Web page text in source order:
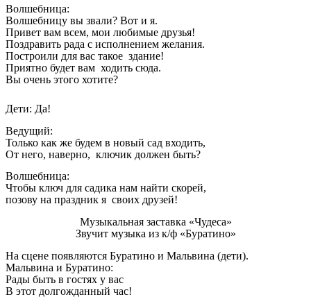
Волшебница:
Волшебницу вы звали? Вот и я.
Привет вам всем, мои любимые друзья!
Поздравить рада с исполнением желания.
Построили для вас такое здание!
Приятно будет вам ходить сюда.
Вы очень этого хотите?
Дети: Да!
Ведущий:
Только как же будем в новый сад входить,
От него, наверно, ключик должен быть?
Волшебница:
Чтобы ключ для садика нам найти скорей,
позову на праздник я своих друзей!
Музыкальная заставка «Чудеса»
Звучит музыка из к/ф «Буратино»
На сцене появляются Буратино и Мальвина (дети).
Мальвина и Буратино:
Рады быть в гостях у вас
В этот долгожданный час!